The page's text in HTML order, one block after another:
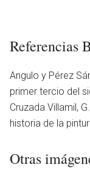
Referencias
Angulo y Pérez
primer tercio del
Cruzada Villamil,
historia de la
Otras